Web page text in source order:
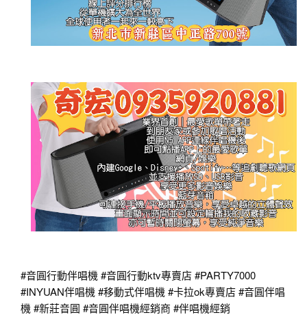
#音圓行動伴唱機#音圓行動ktv專賣店#PARTY7000
#INYUAN伴唱機#移動式伴唱機#卡拉ok專賣店#音圓伴唱
機#新莊音圓 #音圓伴唱機經銷商 #伴唱機經銷